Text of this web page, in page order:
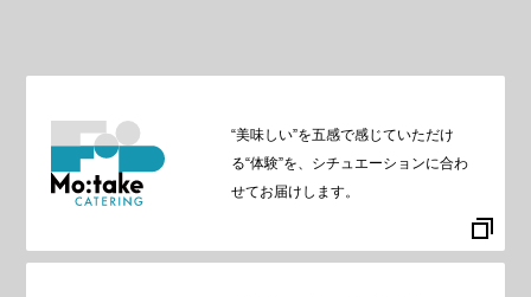
“美味しい”を五感で感じていただけ
る“体験”を、シチュエーションに合わ
せてお届けします。